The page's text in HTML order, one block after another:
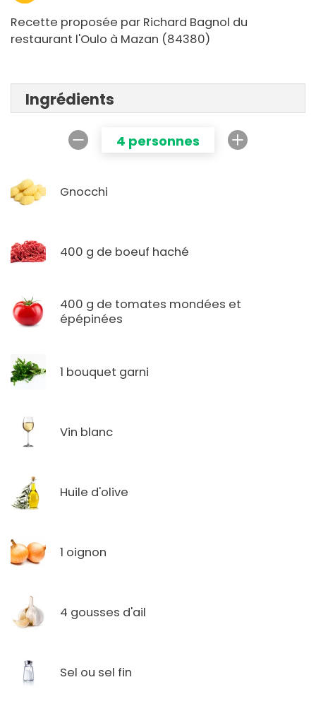
Recette proposée par Richard Bagnol du
restaurant l'Oulo à Mazan (84380)
Ingrédients
4 personnes
Gnocchi
400 g de boeuf haché
400 g de tomates mondées et
épépinées
1 bouquet garni
Vin blanc
Huile d'olive
1 oignon
4 gousses d'ail
Sel ou sel fin